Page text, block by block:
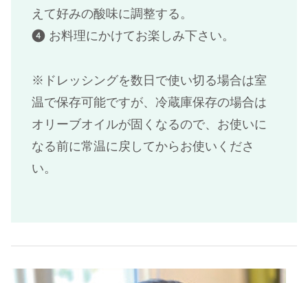
えて好みの酸味に調整する。
❹ お料理にかけてお楽しみ下さい。
※ドレッシングを数日で使い切る場合は室
温で保存可能ですが、冷蔵庫保存の場合は
オリーブオイルが固くなるので、お使いに
なる前に常温に戻してからお使いくださ
い。